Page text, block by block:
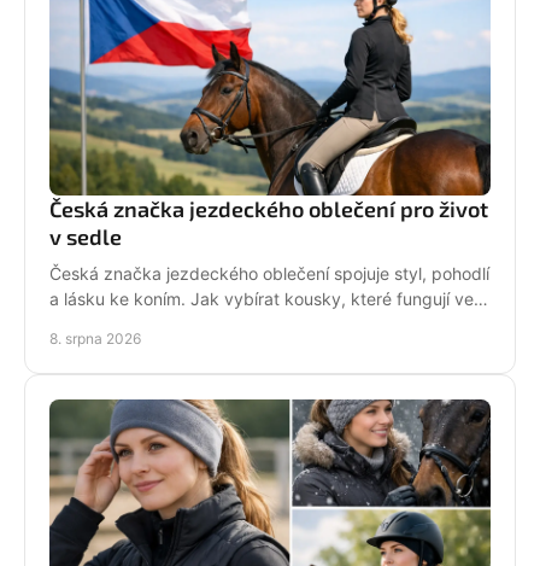
Česká značka jezdeckého oblečení pro život
v sedle
Česká značka jezdeckého oblečení spojuje styl, pohodlí
a lásku ke koním. Jak vybírat kousky, které fungují ve
8. srpna 2026